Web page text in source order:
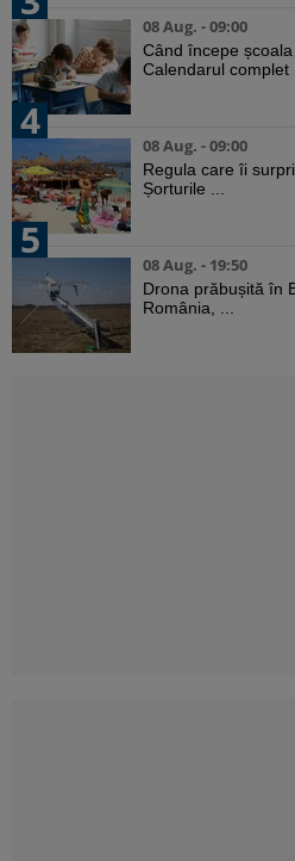
08 Aug. - 09:00
Când începe
Calendarul complet
4
08 Aug. - 09:00
Regula care îi
Șorturile ...
5
08 Aug. - 19:50
Drona prăbușită în
România, ...